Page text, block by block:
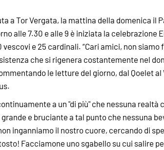
a Tor Vergata, la mattina della domenica il
alle 7.30 e alle 9 è iniziata la celebrazione
e 25 cardinali. “Cari amici, non
che si rigenera costantemente nel
le letture del giorno, dal Qoelet al
a un "di più" che nessuna
e bruciante a tal punto che nessuna
inganniamo il nostro cuore, cercando di
Facciamone uno sgabello su cui salire